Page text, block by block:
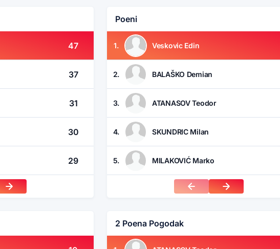
47
37
31
30
29
Poeni
1. Veskovic Edin
2. BALAŠKO Demian
3. ATANASOV Teodor
4. SKUNDRIC Milan
5. MILAKOVIĆ Marko
2 Poena Pogodak